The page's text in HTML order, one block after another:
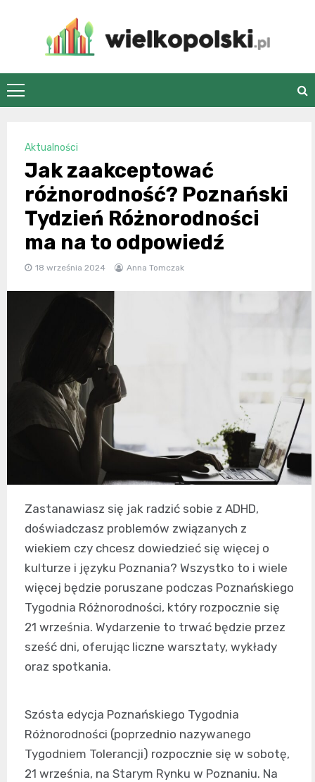
wielkopolski.pl
Aktualności
Jak zaakceptować
różnorodność? Poznański
Tydzień Różnorodności
ma na to odpowiedź
18 września 2024 Anna Tomczak
Zastanawiasz się jak radzić sobie z ADHD,
doświadczasz problemów związanych z
wiekiem czy chcesz dowiedzieć się więcej o
kulturze i języku Poznania? Wszystko to i wiele
więcej będzie poruszane podczas Poznańskiego
Tygodnia Różnorodności, który rozpocznie się
21 września. Wydarzenie to trwać będzie przez
sześć dni, oferując liczne warsztaty, wykłady
oraz spotkania.
Szósta edycja Poznańskiego Tygodnia
Różnorodności (poprzednio nazywanego
Tygodniem Tolerancji) rozpocznie się w sobotę,
21 września, na Starym Rynku w Poznaniu. Na